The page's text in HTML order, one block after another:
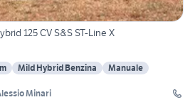
125 CV S&S ST-Line X
Mild Hybrid Benzina
Manuale
Minari